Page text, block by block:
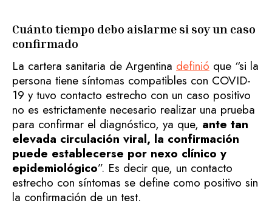
Cuánto tiempo debo aislarme si soy un caso
confirmado
La cartera sanitaria de Argentina definió que “si la
persona tiene síntomas compatibles con COVID-
19 y tuvo contacto estrecho con un caso positivo
no es estrictamente necesario realizar una prueba
para confirmar el diagnóstico, ya que, ante tan
elevada circulación viral, la confirmación
puede establecerse por nexo clínico y
epidemiológico”. Es decir que, un contacto
estrecho con síntomas se define como positivo sin
la confirmación de un test.